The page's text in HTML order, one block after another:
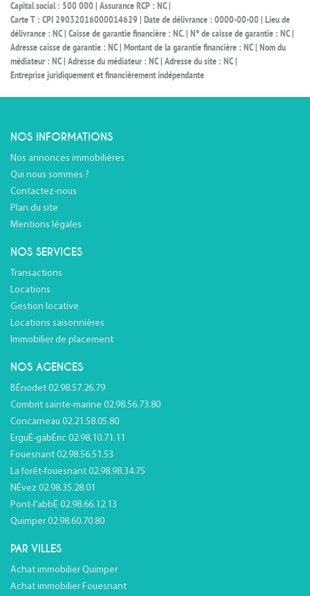
Capital social : 500 000 | Assurance RCP : NC |
Carte T : CPI 29032016000014629 | Date de délivrance : 0000-00-00 | Lieu de
délivrance : NC | Caisse de garantie financière : NC. | N° de caisse de garantie : NC |
Adresse caisse de garantie : NC | Montant de la garantie financière : NC | Nom du
médiateur : NC | Adresse du médiateur : NC | Adresse du site : NC |
Entreprise juridiquement et financièrement indépendante
NOS INFORMATIONS
Nos annonces immobilières
Qui nous sommes ?
Contactez-nous
Plan du site
Mentions légales
NOS SERVICES
Transactions
Locations
Gestion locative
Locations saisonnières
Immobilier de placement
NOS AGENCES
BÉnodet 02.98.57.26.79
Combrit sainte-marine 02.98.56.73.80
Concarneau 02.21.58.05.80
ErguÉ-gabÉric 02.98.10.71.11
Fouesnant 02.98.56.51.53
La forêt-fouesnant 02.98.98.34.75
NÉvez 02.98.35.28.01
Pont-l'abbÉ 02.98.66.12.13
Quimper 02.98.60.70.80
PAR VILLES
Achat immobilier Quimper
Achat immobilier Fouesnant